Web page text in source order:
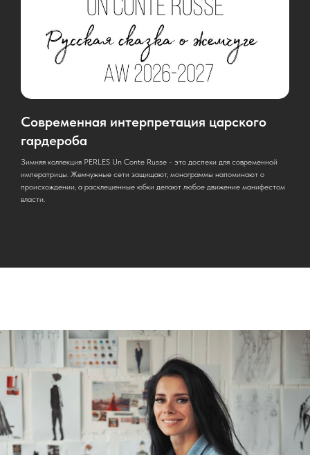
Современная интерпретация царского
гардероба
Зимняя коллекция PERLES Un Conte Russe - это доспехи для современной
императрицы. Жемчужные сети защищают, монограммы напоминают о
происхождении, а расклешенные юбки делают любое движение манифестом
власти.